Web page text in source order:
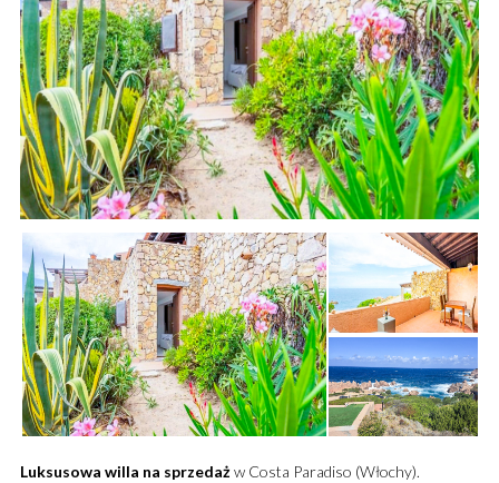
Luksusowa willa na sprzedażw Costa Paradiso (Włochy).